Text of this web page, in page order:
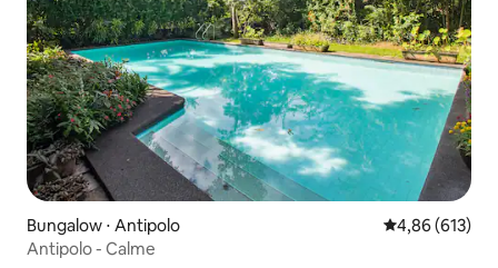
Bungalow ⋅ Antipolo Évaluation
4,86 (613)
Antipolo - Calme